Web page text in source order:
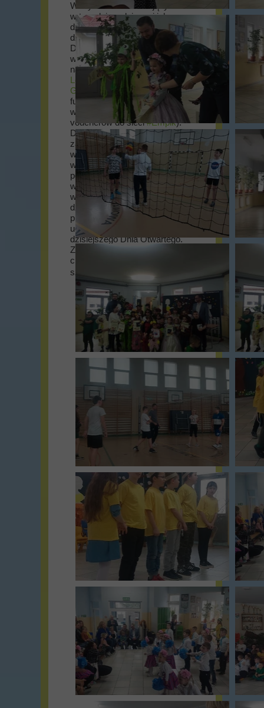
Wszystkim odwiedzającym nas
w tym dniu rodzicom i ich
dzieciom serdecznie
dziękujemy za przybycie.
Dziękujemy za odwiedziny i
wsparcie - w tym ważnym dla
naszej szkoły dniu - Panu
Leszek Ochrymczuk - Wójt
Gminy Żagań
(a zarazem
fundatorowi nagród w naszym,
wiosennym konkursie -
voucherów do sieci#Empik).
Dziękujemy Panu dyrektorowi
za wszechstronną koordynację
wydarzenia, jak też dziękujemy
wszystkim wychowawcom i ich
podopiecznym za trud włożony
w przygotowanie niesamowitych
występów. Wreszcie
dziękujemy wszystkim, którzy
przyczynili się do uświetnienia i
uczynienia bezpiecznym
dzisiejszego Dnia Otwartego.
Zapraszamy wszystkich
chętnych do nauki w naszej
szkole!